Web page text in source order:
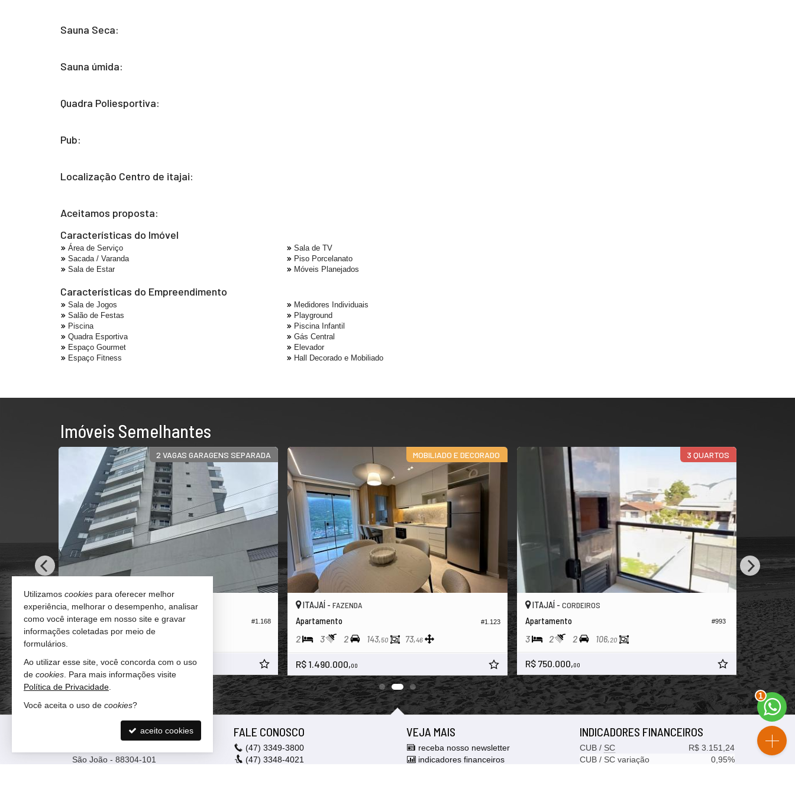
Sauna Seca:
Sauna úmida:
Quadra Poliesportiva:
Pub:
Localização Centro de itajai:
Aceitamos proposta:
Características do Imóvel
Área de Serviço
Sacada / Varanda
Sala de Estar
Sala de TV
Piso Porcelanato
Móveis Planejados
Características do Empreendimento
Sala de Jogos
Salão de Festas
Piscina
Quadra Esportiva
Espaço Gourmet
Espaço Fitness
Medidores Individuais
Playground
Piscina Infantil
Gás Central
Elevador
Hall Decorado e Mobiliado
Imóveis Semelhantes
#1.303
2 VAGAS GARAGENS SEPARADA
#1.168
ITAJAÍ -VILA OPERÁRIA
Apartamento
R$ 1.000.000,00
MOBILIADO E DECORADO
#1.123
ITAJAÍ -FAZENDA
Apartamento
2 3 2 143,50 73,46
R$ 1.490.000,00
3 QUARTOS
#993
ITAJAÍ - CORDEIROS
Apartamento
3 2 2 106,20
R$ 750.000,00
ITAJAÍ -
3 3
R$
ANDRADE IMÓVEIS
São João - 88304-101
FALE CONOSCO
(47) 3349-3800
(47) 3348-4021
VEJA MAIS
receba nosso newsletter
indicadores financeiros
INDICADORES FINANCEIROS
CUB / SC
R$ 3.151,24
CUB / SCvariação
0,95%
2
Utilizamos cookies para oferecer melhor
experiência, melhorar o desempenho, analisar
como você interage em nosso site e gravar
informações coletadas por meio de
formulários.
Ao utilizar esse site, você concorda com o uso
de cookies . Para mais informações visite
Política de Privacidade
Você aceita o uso de cookies?
aceito cookies